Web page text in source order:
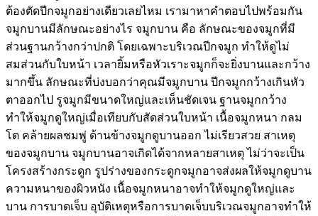
ต้องตัดปีกจมูกอย่างเดียวเลยไหม เรามาหาคำตอบไปพร้อมกัน
จมูกบานมีลักษณะอย่างไร จมูกบาน คือ ลักษณะของจมูกที่มี
ส่วนฐานกว้างกว่าปกติ โดยเฉพาะบริเวณปีกจมูก ทำให้ดูไม่
สมส่วนกับใบหน้า เวลายิ้มหรือหัวเราะจมูกก็จะยิ่งบานและกว้าง
มากขึ้น ลักษณะที่บ่งบอกว่าคุณมีจมูกบาน ปีกจมูกกว้างเกินหัว
ตาออกไป รูจมูกมีขนาดใหญ่และเห็นชัดเจน ฐานจมูกกว้าง
ทำให้จมูกดูใหญ่เมื่อเทียบกับสัดส่วนใบหน้า เนื้อจมูกหนา กลม
โต คล้ายผลชมพู่ ด้านข้างจมูกดูบานออก ไม่เรียวสวย สาเหตุ
ของจมูกบาน จมูกบานอาจเกิดได้จากหลายสาเหตุ ไม่ว่าจะเป็น
โครงสร้างกระดูก รูปร่างของกระดูกจมูกอาจส่งผลให้จมูกดูบาน
ความหนาของผิวหนัง เนื้อจมูกหนาอาจทำให้จมูกดูใหญ่และ
บาน การบาดเจ็บ อุบัติเหตุหรือการบาดเจ็บบริเวณจมูกอาจทำให้